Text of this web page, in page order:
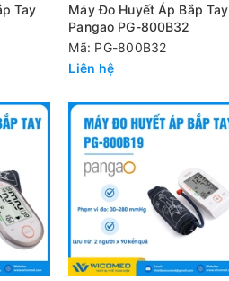
Tay
Máy Đo Huyết Áp Bắp Tay
Pangao PG-800B32
Mã: PG-800B32
Liên hệ